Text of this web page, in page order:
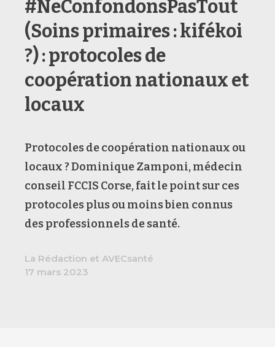
#NeConfondonsPasTout
(Soins primaires : kifékoi
?) : protocoles de
coopération nationaux et
locaux
Protocoles de coopération nationaux ou
locaux ? Dominique Zamponi, médecin
conseil FCCIS Corse, fait le point sur ces
protocoles plus ou moins bien connus
des professionnels de santé.
La Rédaction et AVECsanté
17 mars 2023